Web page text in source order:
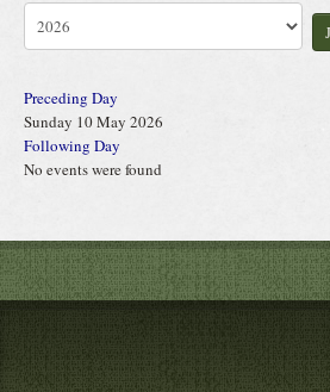
Preceding Day
Sunday 10 May 2026
Following Day
No events were found